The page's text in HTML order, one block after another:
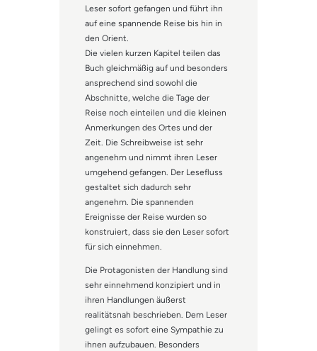
Leser sofort gefangen und führt ihn
auf eine spannende Reise bis hin in
den Orient.
Die vielen kurzen Kapitel teilen das
Buch gleichmäßig auf und besonders
ansprechend sind sowohl die
Abschnitte, welche die Tage der
Reise noch einteilen und die kleinen
Anmerkungen des Ortes und der
Zeit. Die Schreibweise ist sehr
angenehm und nimmt ihren Leser
umgehend gefangen. Der Lesefluss
gestaltet sich dadurch sehr
angenehm. Die spannenden
Ereignisse der Reise wurden so
konstruiert, dass sie den Leser sofort
für sich einnehmen.
Die Protagonisten der Handlung sind
sehr einnehmend konzipiert und in
ihren Handlungen äußerst
realitätsnah beschrieben. Dem Leser
gelingt es sofort eine Sympathie zu
ihnen aufzubauen. Besonders